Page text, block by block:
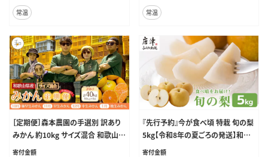
常温
常温
［定期便］森本農園の手選別 訳あり
みかん 約10kg サイズ混合 和歌山
県産 ［北海道・沖縄・離島配送不可］
寄付金額
『先行予約』今が食べ頃 特栽 旬の梨
5kg【令和8年の夏ごろの発送】和梨
幸水 豊水 新高 あきづき 愛宕 果物
寄付金額